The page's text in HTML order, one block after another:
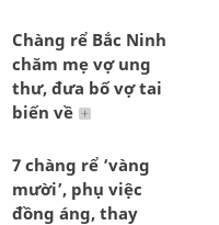
Chàng rể Bắc Ninh
chăm mẹ vợ ung
thư, đưa bố vợ tai
biến về
7 chàng rể ‘vàng
mười’, phụ việc
đồng áng, thay